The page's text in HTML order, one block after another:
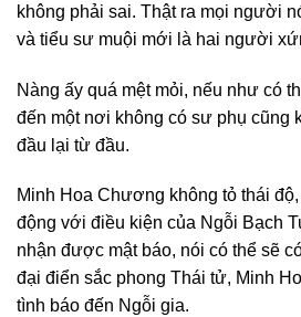
không phải sai. Thật ra mọi người
và tiểu sư muội mới là hai người
Nàng ấy quá mệt mỏi, nếu như có
đến một nơi không có sư phụ cũng
đầu lại từ đầu.
Minh Hoa Chương không tỏ thái
động với điều kiện của Ngỗi Bạch
nhận được mật báo, nói có thể sẽ
đại điển sắc phong Thái tử, Minh
tình báo đến Ngỗi gia.